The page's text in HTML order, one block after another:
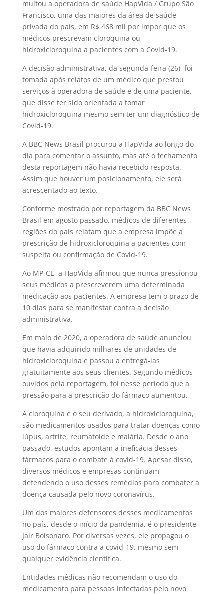
multou a operadora de saúde HapVida / Grupo São
Francisco, uma das maiores da área de saúde
privada do país, em R$ 468 mil por impor que os
médicos prescrevam cloroquina ou
hidroxicloroquina a pacientes com a Covid-19.
A decisão administrativa, da segunda-feira (26), foi
tomada após relatos de um médico que prestou
serviços à operadora de saúde e de uma paciente,
que disse ter sido orientada a tomar
hidroxicloroquina mesmo sem ter um diagnóstico de
Covid-19.
A BBC News Brasil procurou a HapVida ao longo do
dia para comentar o assunto, mas até o fechamento
desta reportagem não havia recebido resposta.
Assim que houver um posicionamento, ele será
acrescentado ao texto.
Conforme mostrado por reportagem da BBC News
Brasil em agosto passado, médicos de diferentes
regiões do país relatam que a empresa impõe a
prescrição de hidroxicloroquina a pacientes com
suspeita ou confirmação de Covid-19.
Ao MP-CE, a HapVida afirmou que nunca pressionou
seus médicos a prescreverem uma determinada
medicação aos pacientes. A empresa tem o prazo de
10 dias para se manifestar contra a decisão
administrativa.
Em maio de 2020, a operadora de saúde anunciou
que havia adquirido milhares de unidades de
hidroxicloroquina e passou a entregá-las
gratuitamente aos seus clientes. Segundo médicos
ouvidos pela reportagem, foi nesse período que a
pressão para a prescrição do fármaco aumentou.
A cloroquina e o seu derivado, a hidroxicloroquina,
são medicamentos usados para tratar doenças como
lúpus, artrite, reumatoide e malária. Desde o ano
passado, estudos apontam a ineficácia desses
fármacos para o combate à covid-19. Apesar disso,
diversos médicos e empresas continuam
defendendo o uso desses remédios para combater a
doença causada pelo novo coronavírus.
Um dos maiores defensores desses medicamentos
no país, desde o início da pandemia, é o presidente
Jair Bolsonaro. Por diversas vezes, ele propagou o
uso do fármaco contra a covid-19, mesmo sem
qualquer evidência científica.
Entidades médicas não recomendam o uso do
medicamento para pessoas infectadas pelo novo